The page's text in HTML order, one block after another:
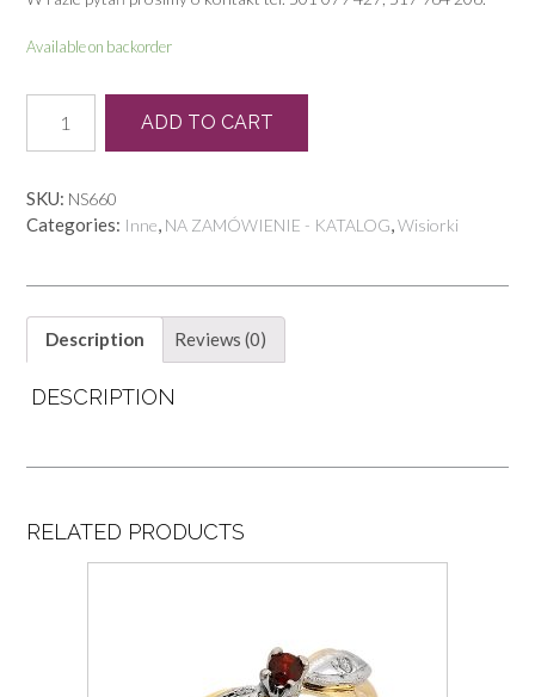
Available on backorder
0064
W
ADD TO CART
SKU: NS660
Categories: Inne, NA ZAMÓWIENIE - KATALOG,Wisiorki
Description Reviews (0)
DESCRIPTION
RELATED PRODUCTS